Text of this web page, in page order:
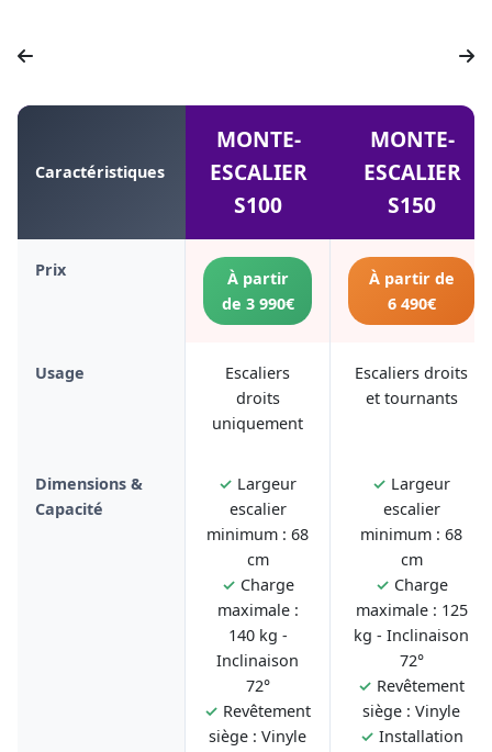
Caractéristiques
MONTE-
ESCALIER
S100
MONTE-
ESCALIER
S150
Prix
À partir
de 3 990€
À partir de
6 490€
Usage
Escaliers
droits
uniquement
Escaliers droits
et tournants
Dimensions &
Capacité
✓ Largeur
escalier
minimum : 68
cm
✓ Charge
maximale :
140 kg -
Inclinaison
72°
✓ Revêtement
siège : Vinyle
✓ Largeur
escalier
minimum : 68
cm
✓ Charge
maximale : 125
kg - Inclinaison
72°
✓ Revêtement
siège : Vinyle
✓ Installation